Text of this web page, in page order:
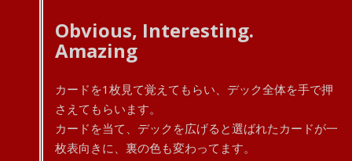
Obvious, Interesting.
Amazing
カードを1枚見て覚えてもらい、デック全体を手で押
さえてもらいます。
カードを当て、デックを広げると選ばれたカードが一
枚表向きに、裏の色も変わってます。